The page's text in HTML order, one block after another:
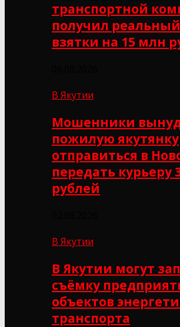
транспортной
получил реальный
взятки на 15 млн
В Якутии
Мошенники
пожилую якутянку
отправиться в
передать курьеру
рублей
В Якутии
В Якутии могут
съёмку
объектов
транспорта